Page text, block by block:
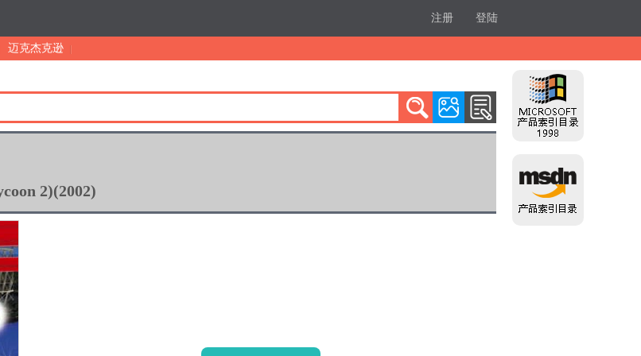
注册 登陆
迈克杰克逊
2)(2002)